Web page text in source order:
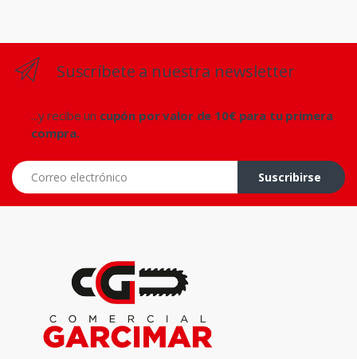
Suscríbete a nuestra newsletter
...y recibe un cupón por valor de 10€ para tu primera
compra.
Correo electrónico
Suscribirse